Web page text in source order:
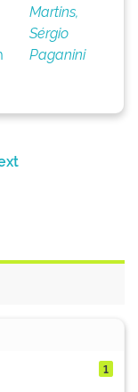
Martins,
Sérgio
Paganini
1